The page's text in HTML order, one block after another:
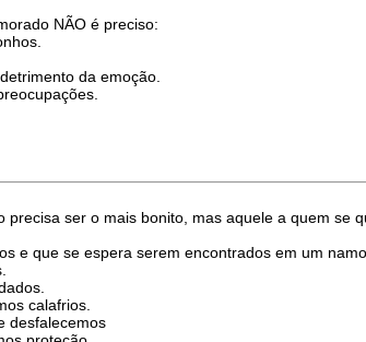
NÃO é preciso:
da emoção.
precisa ser o mais bonito, mas aquele a quem
e que se espera serem encontrados em um
calafrios.
desfalecemos